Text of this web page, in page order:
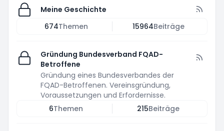
Meine Geschichte
674Themen 15964Beiträge
Gründung Bundesverband FQAD-
Betroffene
Gründung eines Bundesverbandes der
FQAD-Betroffenen. Vereinsgründung,
Voraussetzungen und Erfordernisse.
6Themen 215Beiträge